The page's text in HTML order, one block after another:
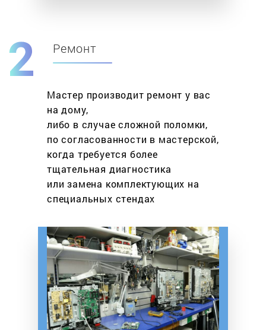
Ремонт
Мастер производит ремонт у вас
на дому,
либо в случае сложной поломки,
по согласованности в мастерской,
когда требуется более
тщательная диагностика
или замена комплектующих на
специальных стендах